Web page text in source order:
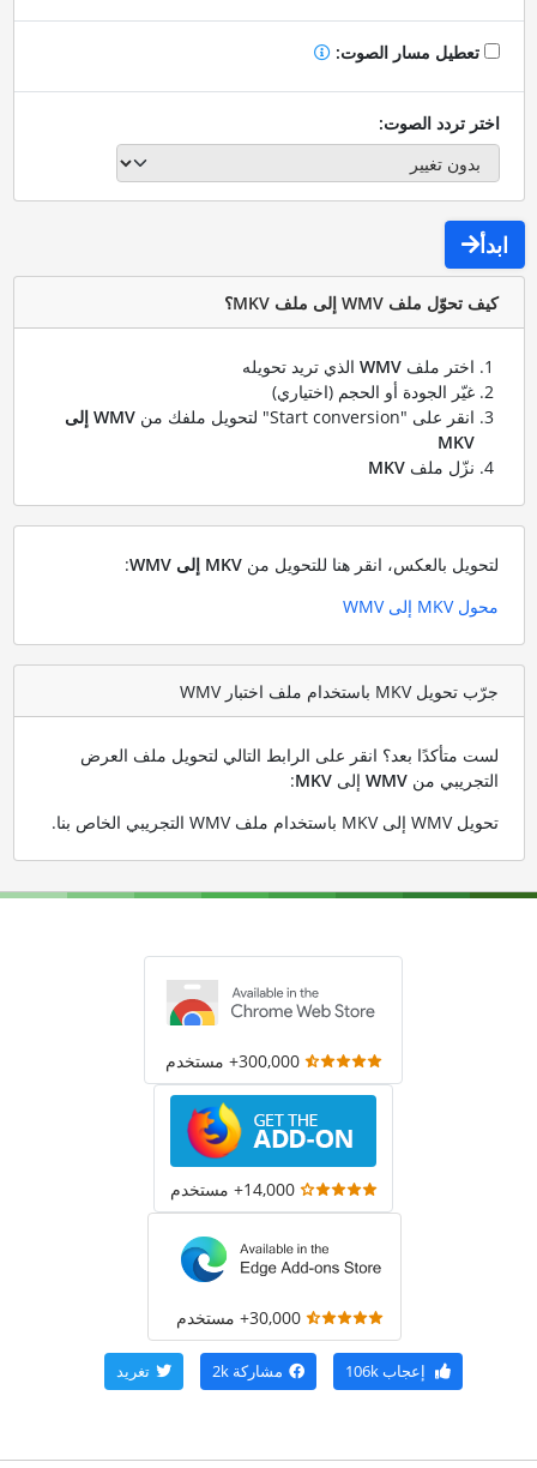
تعطيل مسار الصوت:
اختر تردد الصوت:
ابدأ
كيف تحوّل ملف WMV إلى ملف MKV؟
اختر ملف WMVالذي تريد تحويله
غيّر الجودة أو الحجم (اختياري)
انقر على "Start conversion" لتحويل ملفك من
WMV إلى
MKV
نزّل ملف MKV
لتحويل بالعكس، انقر هنا للتحويل من MKV إلى WMV
:
محول MKV إلى WMV
جرّب تحويل MKV باستخدام ملف اختبار WMV
لست متأكدًا بعد؟ انقر على الرابط التالي لتحويل ملف العرض
التجريبي من WMVإلى MKV
:
تحويل WMV إلى MKV باستخدام ملف WMV التجريبي الخاص بنا
.
300,000+ مستخدم
14,000+ مستخدم
30,000+ مستخدم
إعجاب106k مشاركة 2k تغريد